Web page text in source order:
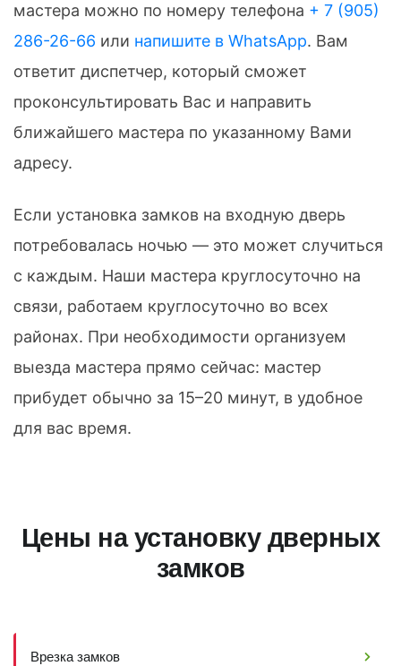
мастера можно по номеру телефона + 7 (905)
286-26-66 или напишите в WhatsApp. Вам
ответит диспетчер, который сможет
проконсультировать Вас и направить
ближайшего мастера по указанному Вами
адресу.
Если установка замков на входную дверь
потребовалась ночью — это может случиться
с каждым. Наши мастера круглосуточно на
связи, работаем круглосуточно во всех
районах. При необходимости организуем
выезда мастера прямо сейчас: мастер
прибудет обычно за 15–20 минут, в удобное
для вас время.
Цены на установку дверных
замков
Врезка замков